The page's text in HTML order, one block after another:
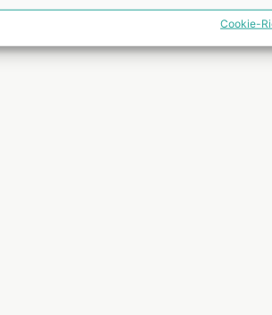
Cookie-